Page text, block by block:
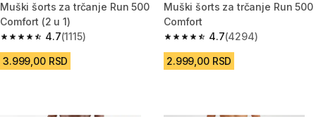
Muški šorts za trčanje Run 500
Comfort (2 u 1)
4.7
4.7 od 5 zvezdica from 1115 Recenzije
(1115)
3.999,00 RSD
Muški šorts za trčanje Run 500
Comfort
4.7
4.7 od 5 zvezdica from 4294
(4294)
2.999,00 RSD